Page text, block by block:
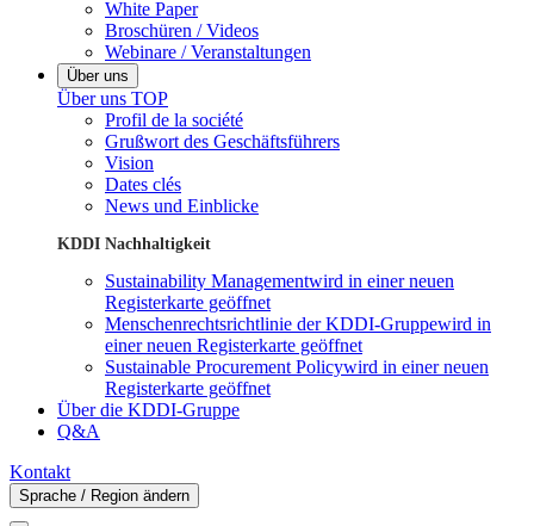
White Paper
Broschüren / Videos
Webinare / Veranstaltungen
Über uns
Über uns TOP
Profil de la société
Grußwort des Geschäftsführers
Vision
Dates clés
News und Einblicke
KDDI Nachhaltigkeit
Sustainability Managementwird in einer neuen
Registerkarte geöffnet
Menschenrechtsrichtlinie der KDDI-Gruppewird in
einer neuen Registerkarte geöffnet
Sustainable Procurement Policywird in einer neuen
Registerkarte geöffnet
Über die KDDI-Gruppe
Q&A
Kontakt
Sprache / Region ändern